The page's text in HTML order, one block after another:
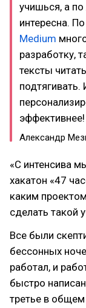
учишься, а
интересна.
Medium
разработку,
тексты
эффективнее!
Александр
«С интенсива
хакатон «47
каким
сделать такой
Все были
бессонных
работал, и
быстро
третье в общем